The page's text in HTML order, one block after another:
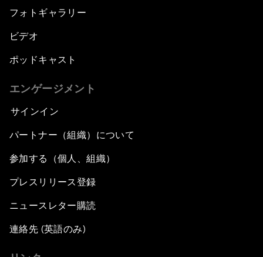
フォトギャラリー
ビデオ
ポッドキャスト
エンゲージメント
サインイン
パートナー（組織）について
参加する（個人、組織）
プレスリリース登録
ニュースレター購読
連絡先 (英語のみ)